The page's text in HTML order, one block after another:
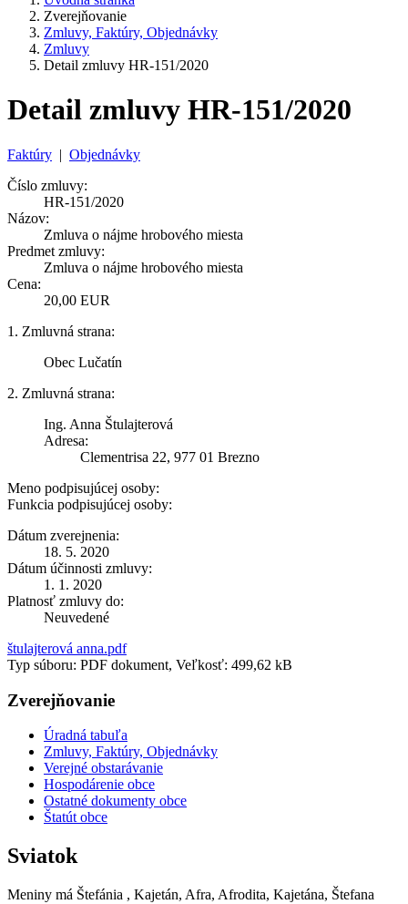
Zverejňovanie
Zmluvy, Faktúry, Objednávky
Zmluvy
Detail zmluvy HR-151/2020
Detail zmluvy HR-151/2020
Faktúry | Objednávky
Číslo zmluvy:
HR-151/2020
Názov:
Zmluva o nájme hrobového miesta
Predmet zmluvy:
Zmluva o nájme hrobového miesta
Cena:
20,00 EUR
1. Zmluvná strana:
Obec Lučatín
2. Zmluvná strana:
Ing. Anna Štulajterová
Adresa:
Clementrisa 22, 977 01 Brezno
Meno podpisujúcej osoby:
Funkcia podpisujúcej osoby:
Dátum zverejnenia:
18. 5. 2020
Dátum účinnosti zmluvy:
1. 1. 2020
Platnosť zmluvy do:
Neuvedené
štulajterová anna.pdf
Typ súboru: PDF dokument, Veľkosť: 499,62 kB
Zverejňovanie
Úradná tabuľa
Zmluvy, Faktúry, Objednávky
Verejné obstarávanie
Hospodárenie obce
Ostatné dokumenty obce
Štatút obce
Sviatok
Meniny má Štefánia , Kajetán, Afra, Afrodita, Kajetána, Štefana